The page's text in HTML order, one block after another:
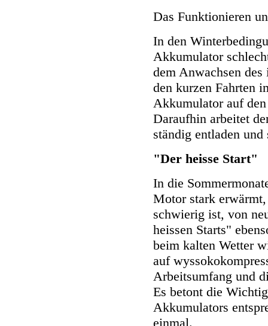
Das Funktionieren
In den
Akkumulator
dem Anwachsen
den kurzen Fahrten
Akkumulator auf
Daraufhin arbeitet
ständig entladen
"Der heisse Start"
In die
Motor stark
schwierig ist, von
heissen Starts"
beim kalten Wetter
auf
Arbeitsumfang und
Es betont die
Akkumulators
einmal.